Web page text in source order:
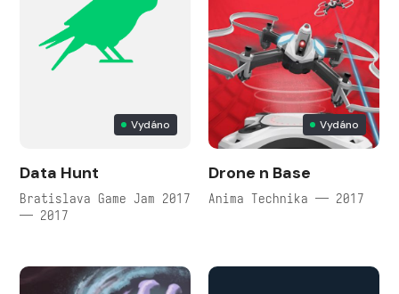
Vydáno
Data Hunt
Bratislava Game Jam 2017
— 2017
Vydáno
Drone n Base
Anima Technika — 2017